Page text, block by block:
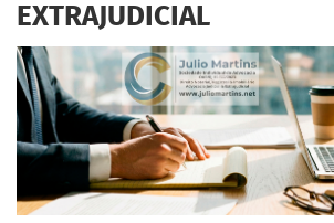
EXTRAJUDICIAL